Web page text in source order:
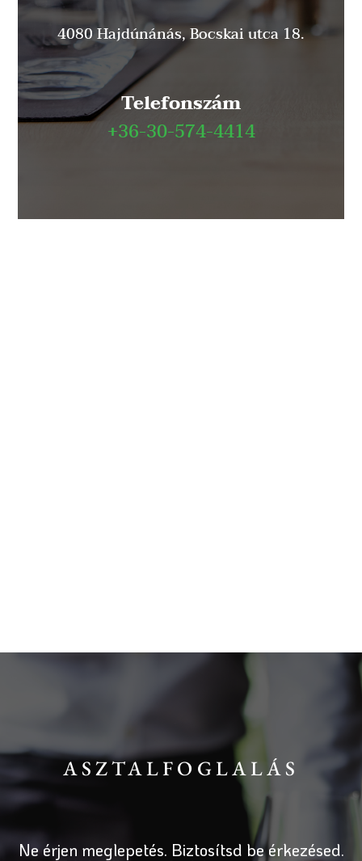
4080 Hajdúnánás, Bocskai utca 18.
Telefonszám
+36-30-574-4414
ASZTALFOGLALÁS
Ne érjen meglepetés. Biztosítsd be érkezésed.